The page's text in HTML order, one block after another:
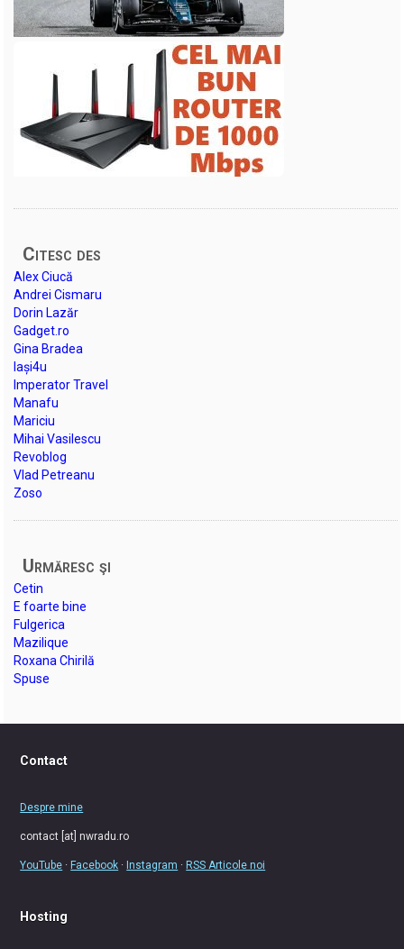
Citesc des
Alex Ciucă
Andrei Cismaru
Dorin Lazăr
Gadget.ro
Gina Bradea
Iași4u
Imperator Travel
Manafu
Mariciu
Mihai Vasilescu
Revoblog
Vlad Petreanu
Zoso
Urmăresc şi
Cetin
E foarte bine
Fulgerica
Mazilique
Roxana Chirilă
Spuse
Contact
Despre mine
contact [at] nwradu.ro
YouTube · Facebook · Instagram · RSS Articole noi
Hosting